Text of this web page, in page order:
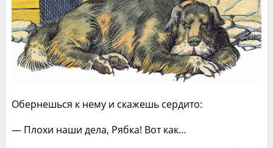
Обернешься к нему и скажешь сердито:
— Плохи наши дела, Рябка! Вот как…